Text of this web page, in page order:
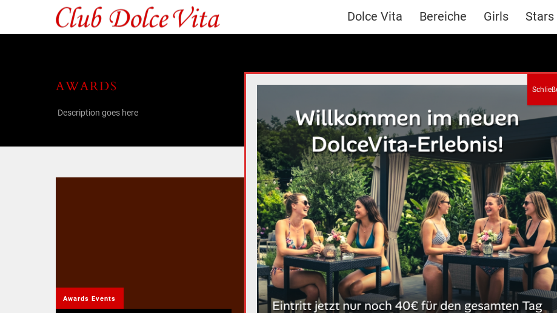
Dolce Vita Bereiche Girls Stars
AWARDS
Description goes here
Awards Events
Awards Celebrations
Cras Eget Massa Lorem,
Id Aliquet Enim
Suspendisse aliquet
malesuada convallis. Proin
vulputate, nunc in